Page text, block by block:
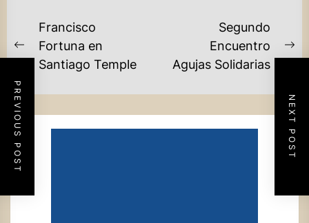
PREVIOUS POST NEXT POST
NAVEGACIÓN
DE
ENTRADAS
Previous
post:
Francisco
Fortuna en
Santiago Temple
Segundo
Encuentro
Agujas Solidarias